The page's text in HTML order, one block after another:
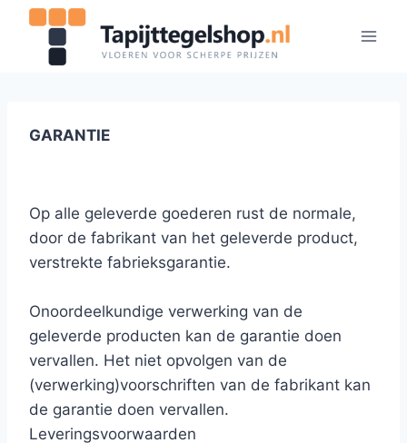
Doorgaan
inhoud
GARANTIE
Op alle geleverde goederen rust de normale,
door de fabrikant van het geleverde product,
verstrekte fabrieksgarantie.
Onoordeelkundige verwerking van de
geleverde producten kan de garantie doen
vervallen. Het niet opvolgen van de
(verwerking)voorschriften van de fabrikant kan
de garantie doen vervallen.
Leveringsvoorwaarden